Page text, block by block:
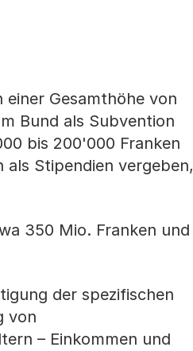
Gesamthöhe von
Bund als Subvention
bis 200'000 Franken
Stipendien vergeben,
350 Mio. Franken und
der spezifischen
von
– Einkommen und